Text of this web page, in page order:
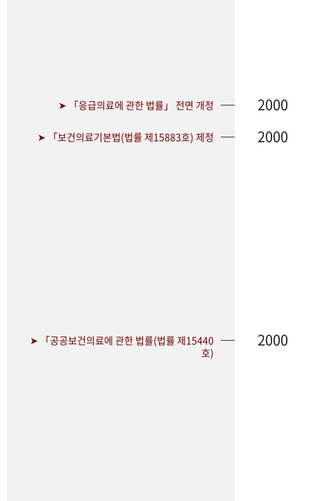
➤ 「응급의료에 관한 법률」 전면 개정 2000
➤ 「보건의료기본법(법률 제15883호) 제정 2000
➤ 「공공보건의료에 관한 법률(법률 제15440
호)
2000